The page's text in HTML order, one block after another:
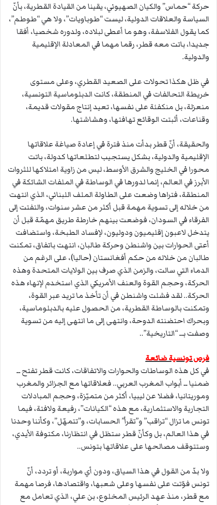
حركة “حماس” والكيان الصهيوني، يقينا من القيادة القطرية، بأنّ
السياسة والعلاقات الدولية، ليست “طوباويات”، ولا هي “طوطم”،
كما يقول الفلاسفة، وهو ما أعطى لبلاده، ولدوره شخصيا، أفقا
جديدا، باتت معه قطر، رقما مهما في المعادلة الإقليمية
والدولية.
في ظل هكذا تحولات على الصعيد القطري، وعلى مستوى
خريطة التحالفات في المنطقة، كانت الدبلوماسية التونسية،
منعزلة، بل منكفئة على نفسها، تعيد إنتاج مقولات قديمة،
وقناعات، أثبتت الوقائع تهافتها، وهشاشتها.
والحقيقة، أنّ قطر بدأت منذ فترة في إعادة صياغة علاقاتها
الإقليمية والدولية، بشكل يستجيب لتطلعاتها كدولة، باتت
محورا في الخليج والشرق الأوسط، ليس من زاوية امتلاكها للثروات
الأبرز في العالم، إنما لدورها في الوساطة في الملفات الشائكة في
المنطقة، فتراها وضعت على الطاولة الملف اللبناني، الذي انتهت
من خلاله إلى تسوية مهمة قبل أكثر من عشر سنوات، والتفتت إلى
الفرقاء في السودان، فوضعت بينهم خارطة طريق مهمّة قبل أن
يتدخل لاعبون إقليميون ودوليون، لإفساد الطبخة، واستضافت
أعتى الحوارات بين واشنطن وحركة طالبان، انتهت باتفاق، تمكنت
طالبان من خلاله من حكم أفغانستان (حاليا)، على الرغم من
الدماء التي سالت، والزمن الذي صرف بين الولايات المتحدة وهذه
الحركة، وحجم القوة والعنف الأمريكي الذي استخدم لإنهاء هذه
الحركة.. لقد فشلت واشنطن في أن تأخذ ما تريد عبر القوة،
وتمكنت بالوساطة القطرية، من الحصول عليه بالدبلوماسية،
وبحراك احتضنته الدوحة، وانتهى إلى ما انتهى إليه من تسوية
وصفت بــ “التاريخية”..
فرص تونسية ضائعة
في كل هذه الوساطات والحوارات والاتفاقات، كانت قطر تفتح ــ
ضمنيا ــ أبواب المغرب العربي.. فعلاقاتها مع الجزائر والمغرب
وموريتانيا، فضلا عن ليبيا، أكثر من متميّزة، وحجم المبادلات
التجارية والاستثمارية، مع هذه “الكيانات”، رفيعة ولافتة، فيما
تونس ما تزال “تراقب” و”تقرأ” الحسابات، و”تتمهّل”، وكأننا وحدنا
في هذا العالم، بل وكأنّ قطر ستظل في انتظارنا، مكتوفة الأيدي،
وستتوقف مصالحها على علاقاتها بتونس..
ولا بدّ من القول في هذا السياق، ودون أي مواربة، أو تردد، أنّ
تونس فوّتت على نفسها وعلى شعبها، واقتصادها، فرصا مهمة
مع قطر، منذ عهد الرئيس المخلوع، بن علي، الذي تعامل مع